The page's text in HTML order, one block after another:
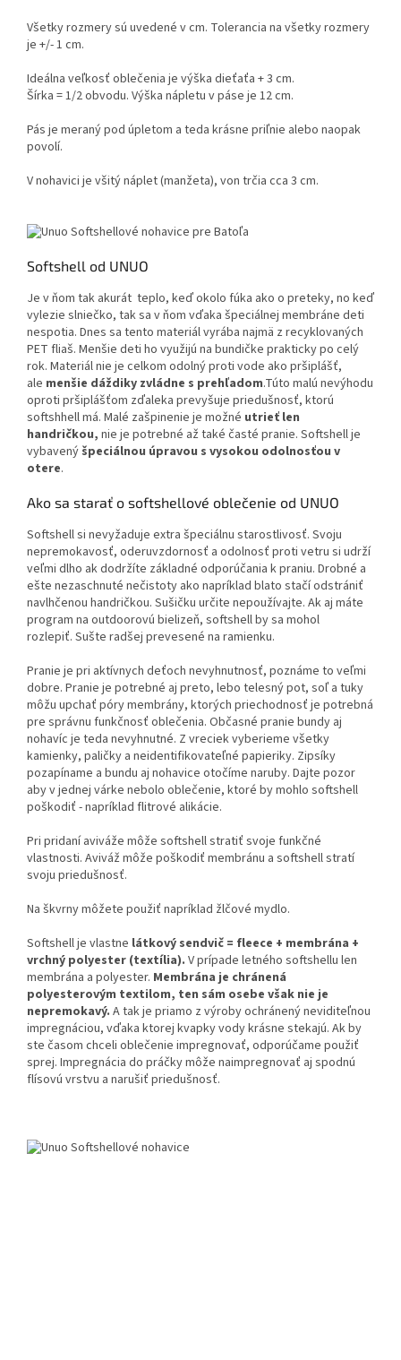
Všetky rozmery sú uvedené v cm. Tolerancia na všetky rozmery
je +/- 1 cm.
Ideálna veľkosť oblečenia je výška dieťaťa + 3 cm.
Šírka = 1/2 obvodu. Výška nápletu v páse je 12 cm.
Pás je meraný pod úpletom a teda krásne priľnie alebo naopak
povolí.
V nohavici je všitý náplet (manžeta), von trčia cca 3 cm.
Softshell od UNUO
Je v ňom tak akurát teplo, keď okolo fúka ako o preteky, no keď
vylezie slniečko, tak sa v ňom vďaka špeciálnej membráne deti
nespotia. Dnes sa tento materiál vyrába najmä z recyklovaných
PET fliaš. Menšie deti ho využijú na bundičke prakticky po celý
rok. Materiál nie je celkom odolný proti vode ako pršiplášť,
ale menšie dáždiky zvládne s prehľadom.Túto malú nevýhodu
oproti pršiplášťom zďaleka prevyšuje priedušnosť, ktorú
softshhell má. Malé zašpinenie je možné utrieť len
handričkou, nie je potrebné až také časté pranie. Softshell je
vybavený špeciálnou úpravou s vysokou odolnosťou v
otere.
Ako sa starať o softshellové oblečenie od UNUO
Softshell si nevyžaduje extra špeciálnu starostlivosť. Svoju
nepremokavosť, oderuvzdornosť a odolnosť proti vetru si udrží
veľmi dlho ak dodržíte základné odporúčania k praniu. Drobné a
ešte nezaschnuté nečistoty ako napríklad blato stačí odstrániť
navlhčenou handričkou. Sušičku určite nepoužívajte. Ak aj máte
program na outdoorovú bielizeň, softshell by sa mohol
rozlepiť. Sušte radšej prevesené na ramienku.
Pranie je pri aktívnych deťoch nevyhnutnosť, poznáme to veľmi
dobre. Pranie je potrebné aj preto, lebo telesný pot, soľ a tuky
môžu upchať póry membrány, ktorých priechodnosť je potrebná
pre správnu funkčnosť oblečenia. Občasné pranie bundy aj
nohavíc je teda nevyhnutné. Z vreciek vyberieme všetky
kamienky, paličky a neidentifikovateľné papieriky. Zipsíky
pozapíname a bundu aj nohavice otočíme naruby. Dajte pozor
aby v jednej várke nebolo oblečenie, ktoré by mohlo softshell
poškodiť - napríklad flitrové alikácie.
Pri pridaní aviváže môže softshell stratiť svoje funkčné
vlastnosti. Aviváž môže poškodiť membránu a softshell stratí
svoju priedušnosť.
Na škvrny môžete použiť napríklad žlčové mydlo.
Softshell je vlastne látkový sendvič = fleece + membrána +
vrchný polyester (textília). V prípade letného softshellu len
membrána a polyester. Membrána je chránená
polyesterovým textilom, ten sám osebe však nie je
nepremokavý. A tak je priamo z výroby ochránený neviditeľnou
impregnáciou, vďaka ktorej kvapky vody krásne stekajú. Ak by
ste časom chceli oblečenie impregnovať, odporúčame použiť
sprej. Impregnácia do práčky môže naimpregnovať aj spodnú
flísovú vrstvu a narušiť priedušnosť.